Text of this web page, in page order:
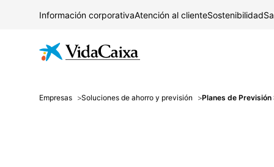
Información corporativaAtención al clienteSostenibilidad
Empresas Soluciones de ahorro y previsión Planes de